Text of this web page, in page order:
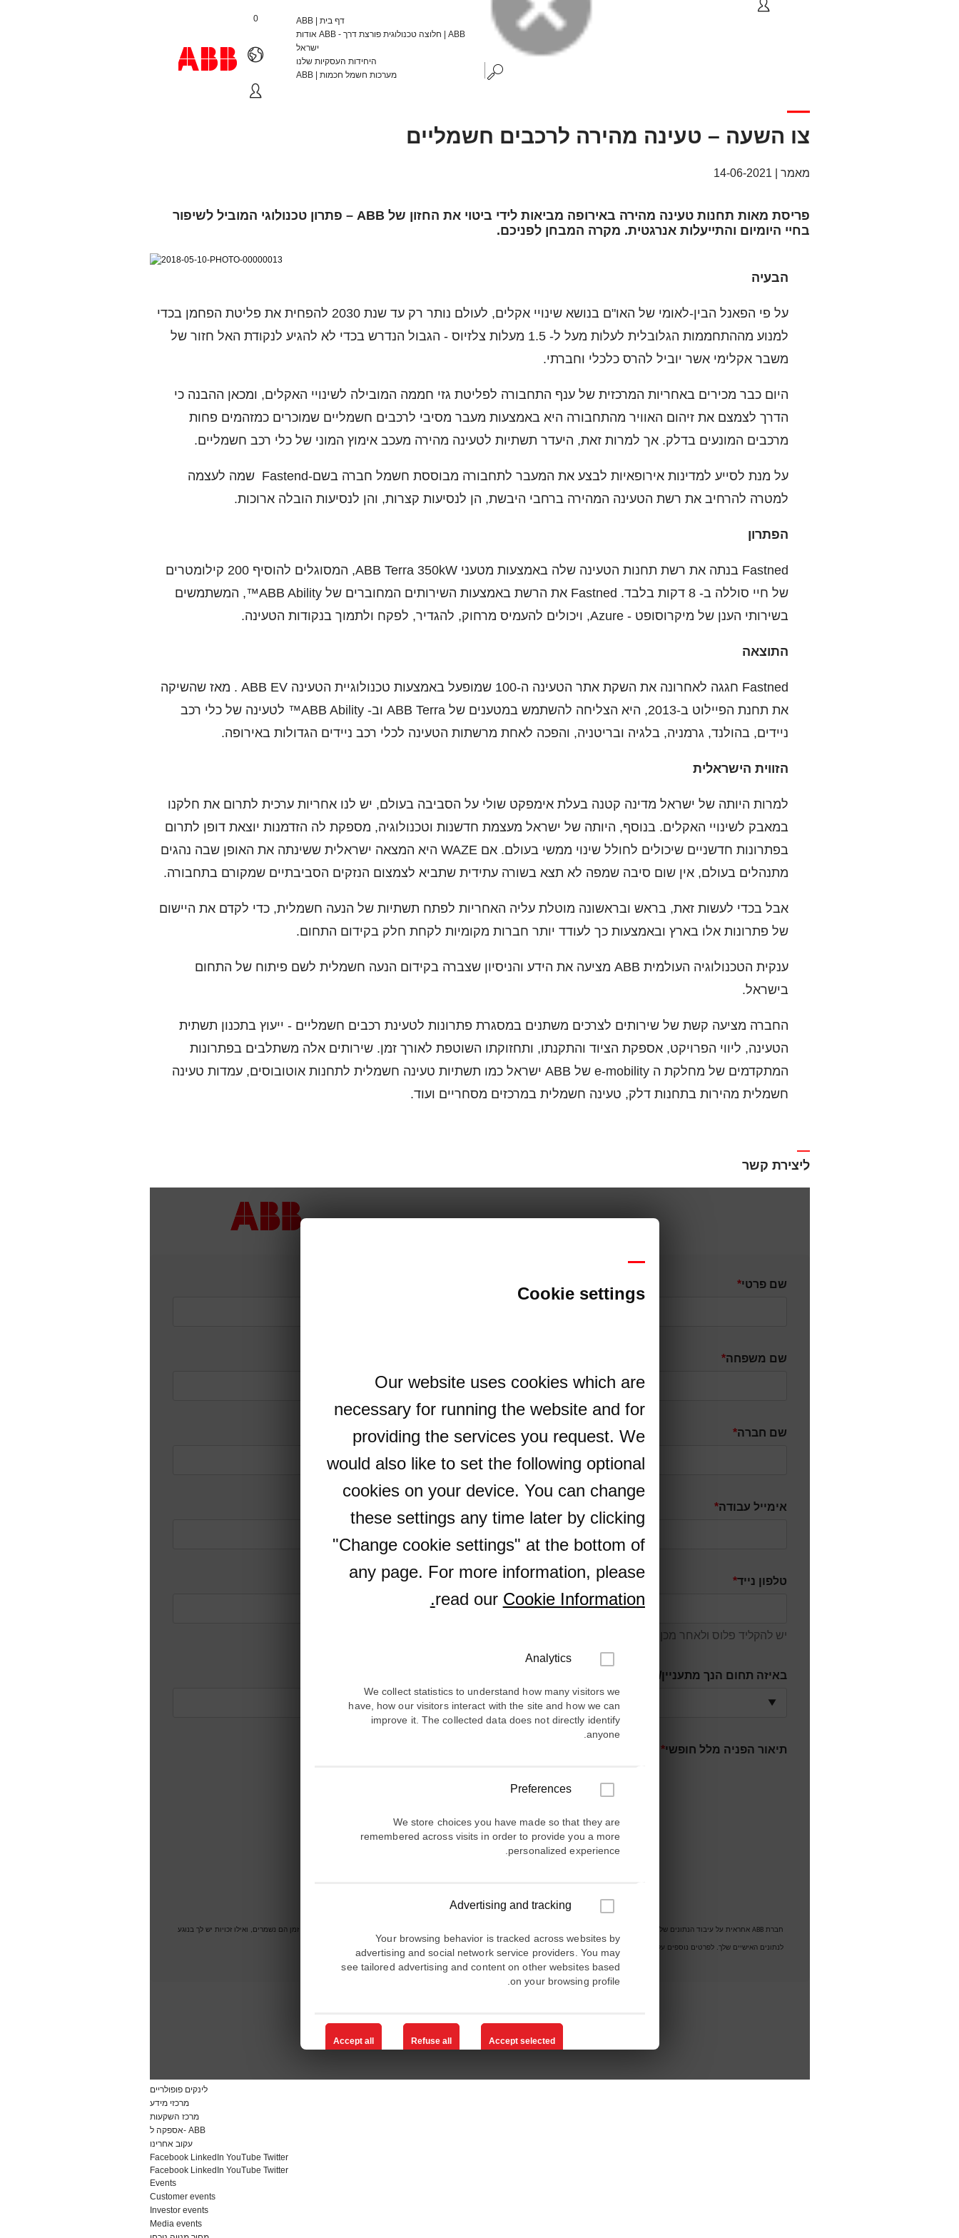
0
ABB | דף בית
אודות ABB - חלוצה טכנולוגית פורצת דרך | ABB
ישראל
היחידות העסקיות שלנו
ABB | מערכות חשמל חכמות
—
צו השעה – טעינה מהירה לרכבים חשמליים
מאמר | 14-06-2021
פריסת מאות תחנות טעינה מהירה באירופה מביאות לידי ביטוי את החזון של ABB – פתרון טכנולוגי המוביל לשיפור
בחיי היומיום והתייעלות אנרגטית. מקרה המבחן לפניכם.
הבעיה
על פי הפאנל הבין-לאומי של האו"ם בנושא שינויי אקלים, לעולם נותר רק עד שנת 2030 להפחית את פליטת הפחמן בכדי
למנוע מההתחממות הגלובלית לעלות מעל ל- 1.5 מעלות צלזיוס - הגבול הנדרש בכדי לא להגיע לנקודת האל חזור של
משבר אקלימי אשר יוביל להרס כלכלי וחברתי.
היום כבר מכירים באחריות המרכזית של ענף התחבורה לפליטת גזי חממה המובילה לשינויי האקלים, ומכאן ההבנה כי
הדרך לצמצם את זיהום האוויר מהתחבורה היא באמצעות מעבר מסיבי לרכבים חשמליים שמוכרים כמזהמים פחות
מרכבים המונעים בדלק. אך למרות זאת, היעדר תשתיות לטעינה מהירה מעכב אימוץ המוני של כלי רכב חשמליים.
על מנת לסייע למדינות אירופאיות לבצע את המעבר לתחבורה מבוססת חשמל חברה בשם-Fastend שמה לעצמה
למטרה להרחיב את רשת הטעינה המהירה ברחבי היבשת, הן לנסיעות קצרות, והן לנסיעות הובלה ארוכות.
הפתרון
Fastned בנתה את רשת תחנות הטעינה שלה באמצעות מטעני ABB Terra 350kW, המסוגלים להוסיף 200 קילומטרים
של חיי סוללה ב- 8 דקות בלבד. Fastned את הרשת באמצעות השירותים המחוברים של ABB Ability™, המשתמשים
בשירותי הענן של מיקרוסופט - Azure, ויכולים להעמיס מרחוק, להגדיר, לפקח ולתמוך בנקודות הטעינה.
התוצאה
Fastned חגגה לאחרונה את השקת אתר הטעינה ה-100 שמופעל באמצעות טכנולוגיית הטעינה ABB EV . מאז שהשיקה
את תחנת הפיילוט ב-2013, היא הצליחה להשתמש במטענים של ABB Terra וב- ABB Ability™ לטעינה של כלי רכב
ניידים, בהולנד, גרמניה, בלגיה ובריטניה, והפכה לאחת מרשתות הטעינה לכלי רכב ניידים הגדולות באירופה.
הזווית הישראלית
למרות היותה של ישראל מדינה קטנה בעלת אימפקט שולי על הסביבה בעולם, יש לנו אחריות ערכית לתרום את חלקנו
במאבק לשינויי האקלים. בנוסף, היותה של ישראל מעצמת חדשנות וטכנולוגיה, מספקת לה הזדמנות יוצאת דופן לתרום
בפתרונות חדשניים שיכולים לחולל שינוי ממשי בעולם. אם WAZE היא המצאה ישראלית ששינתה את האופן שבה נהגים
מתנהלים בעולם, אין שום סיבה שמפה לא תצא בשורה עתידית שתביא לצמצום הנזקים הסביבתיים שמקורם בתחבורה.
אבל בכדי לעשות זאת, בראש ובראשונה מוטלת עליה האחריות לפתח תשתיות של הנעה חשמלית, כדי לקדם את היישום
של פתרונות אלו בארץ ובאמצעות כך לעודד יותר חברות מקומיות לקחת חלק בקידום התחום.
ענקית הטכנולוגיה העולמית ABB מציעה את הידע והניסיון שצברה בקידום הנעה חשמלית לשם פיתוח של התחום
בישראל.
החברה מציעה קשת של שירותים לצרכים משתנים במסגרת פתרונות לטעינת רכבים חשמליים - ייעוץ בתכנון תשתית
הטעינה, ליווי הפרויקט, אספקת הציוד והתקנתו, ותחזוקתו השוטפת לאורך זמן. שירותים אלה משתלבים בפתרונות
המתקדמים של מחלקת ה e-mobility של ABB ישראל כמו תשתיות טעינה חשמלית לתחנות אוטובוסים, עמדות טעינה
חשמלית מהירות בתחנות דלק, טעינה חשמלית במרכזים מסחריים ועוד.
—
ליצירת קשר
לינקים פופולריים
מרכזי מידע
מרכז השקעות
אספקה ל- ABB
עקוב אחרינו
Facebook LinkedIn YouTube Twitter
Facebook LinkedIn YouTube Twitter
Events
Customer events
Investor events
Media events